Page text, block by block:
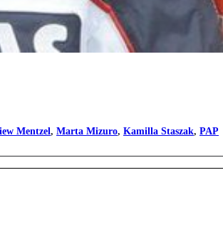
Mentzel, Marta Mizuro, Kamilla Staszak, PAP